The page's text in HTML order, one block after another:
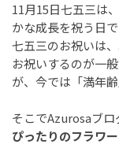
11月15日七五三は
かな成長を祝う日で
七五三のお祝いは
お祝いするのが一
が、今では「満年
そこでAzurosaブロ
ぴったりのフラワ